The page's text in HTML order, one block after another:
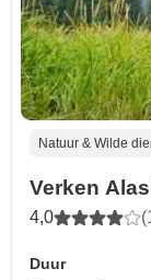
Natuur & Wilde
Verken
4,0
Duur